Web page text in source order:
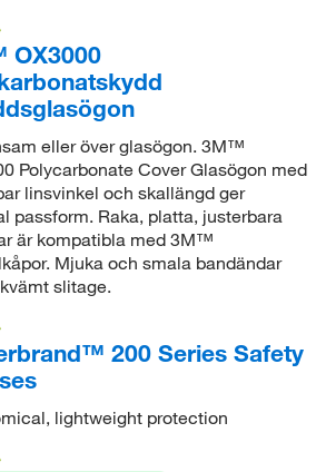
OX3000
eller över glasögon. 3M™
Polycarbonate Cover Glasögon med
linsvinkel och skallängd ger
passform. Raka, platta, justerbara
är kompatibla med 3M™
Mjuka och smala bandändar
slitage.
200 Series Safety
lightweight protection